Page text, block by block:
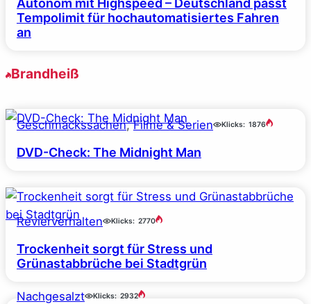
Autonom mit Highspeed – Deutschland passt
Tempolimit für hochautomatisiertes Fahren
an
Brandheiß
Geschmackssachen, Filme & Serien Klicks: 1876
DVD-Check: The Midnight Man
Revierverhalten Klicks: 2770
Trockenheit sorgt für Stress und
Grünastabbrüche bei Stadtgrün
Nachgesalzt Klicks: 2932